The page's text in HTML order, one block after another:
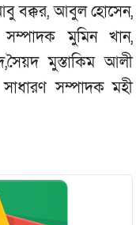
বক্কর, আবুল হোসেন,
সম্পাদক মুমিন খান,
মুস্তাকিম আলী
সম্পাদক মহী